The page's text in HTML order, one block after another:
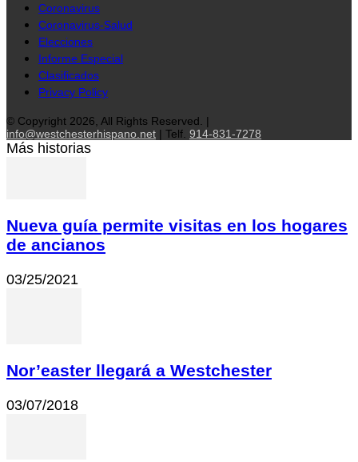
Coronavirus
Coronavirus-Salud
Elecciones
Informe Especial
Clasificados
Privacy Policy
© Copyright 2026, All Rights Reserved. |
info@westchesterhispano.net | Telf. 914-831-7278
Más historias
Nueva guía permite visitas en los hogares
de ancianos
03/25/2021
Nor’easter llegará a Westchester
03/07/2018